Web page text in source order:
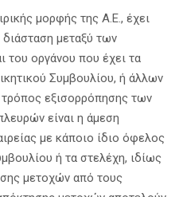
μορφής της Α.Ε., έχει
μεταξύ των
του οργάνου που έχει τα
Συμβουλίου, ή άλλων
εξισορρόπησης των
είναι η άμεση
με κάποιο ίδιο όφελος
ή τα στελέχη, ιδίως
μετοχών από τους